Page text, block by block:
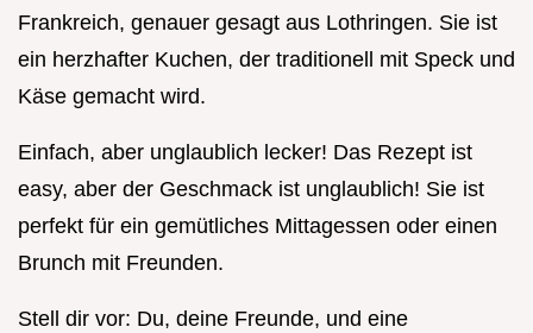
Frankreich, genauer gesagt aus Lothringen. Sie ist
ein herzhafter Kuchen, der traditionell mit Speck und
Käse gemacht wird.
Einfach, aber unglaublich lecker! Das Rezept ist
easy, aber der Geschmack ist unglaublich! Sie ist
perfekt für ein gemütliches Mittagessen oder einen
Brunch mit Freunden.
Stell dir vor: Du, deine Freunde, und eine